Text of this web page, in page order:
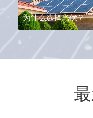
为什么选择光伏？